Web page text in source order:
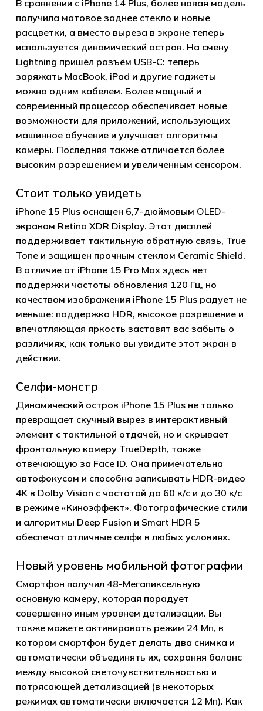
Корзина пуста.
В сравнении с iPhone 14 Plus, более новая модель
получила матовое заднее стекло и новые
расцветки, а вместо выреза в экране теперь
используется динамический остров. На смену
Lightning пришёл разъём USB-C: теперь
заряжать MacBook, iPad и другие гаджеты
можно одним кабелем. Более мощный и
современный процессор обеспечивает новые
возможности для приложений, использующих
машинное обучение и улучшает алгоритмы
камеры. Последняя также отличается более
высоким разрешением и увеличенным сенсором.
Стоит только увидеть
iPhone 15 Plus оснащен 6,7-дюймовым OLED-
экраном Retina XDR Display. Этот дисплей
поддерживает тактильную обратную связь, True
Tone и защищен прочным стеклом Ceramic Shield.
В отличие от iPhone 15 Pro Max здесь нет
поддержки частоты обновления 120 Гц, но
качеством изображения iPhone 15 Plus радует не
меньше: поддержка HDR, высокое разрешение и
впечатляющая яркость заставят вас забыть о
различиях, как только вы увидите этот экран в
действии.
Селфи-монстр
Динамический остров iPhone 15 Plus не только
превращает скучный вырез в интерактивный
элемент с тактильной отдачей, но и скрывает
фронтальную камеру TrueDepth, также
отвечающую за Face ID. Она примечательна
автофокусом и способна записывать HDR-видео
4K в Dolby Vision с частотой до 60 к/с и до 30 к/с
в режиме «Киноэффект». Фотографические стили
и алгоритмы Deep Fusion и Smart HDR 5
обеспечат отличные селфи в любых условиях.
Новый уровень мобильной фотографии
Смартфон получил 48-Мегапиксельную
основную камеру, которая порадует
совершенно иным уровнем детализации. Вы
также можете активировать режим 24 Мп, в
котором смартфон будет делать два снимка и
автоматически объединять их, сохраняя баланс
между высокой светочувствительностью и
потрясающей детализацией (в некоторых
режимах автоматически включается 12 Мп). Как